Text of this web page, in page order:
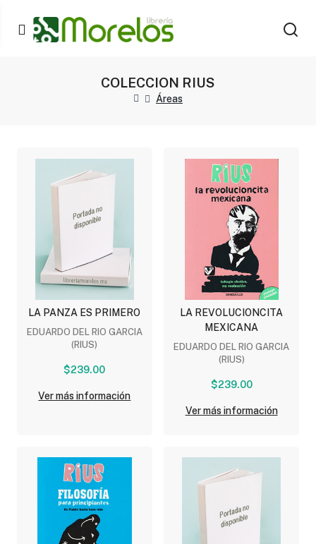
COLECCION RIUS
Áreas
LA PANZA ES PRIMERO
EDUARDO DEL RIO GARCIA
(RIUS)
$239.00
Ver más información
LA REVOLUCIONCITA
MEXICANA
EDUARDO DEL RIO GARCIA
(RIUS)
$239.00
Ver más información